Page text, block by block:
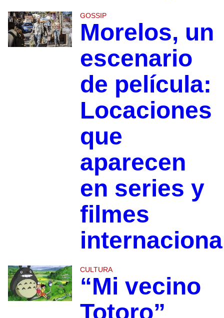
GOSSIP
Morelos, un
escenario
de película:
Locaciones
que
aparecen
en series y
filmes
CULTURA
“Mi vecino
Totoro”